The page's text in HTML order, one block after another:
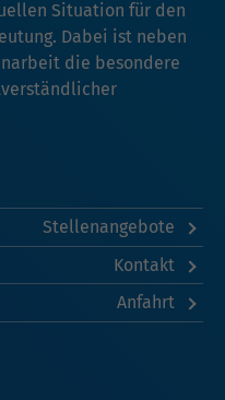
Situation für den
Dabei ist neben
die besondere
Stellenangebote
Kontakt
Anfahrt